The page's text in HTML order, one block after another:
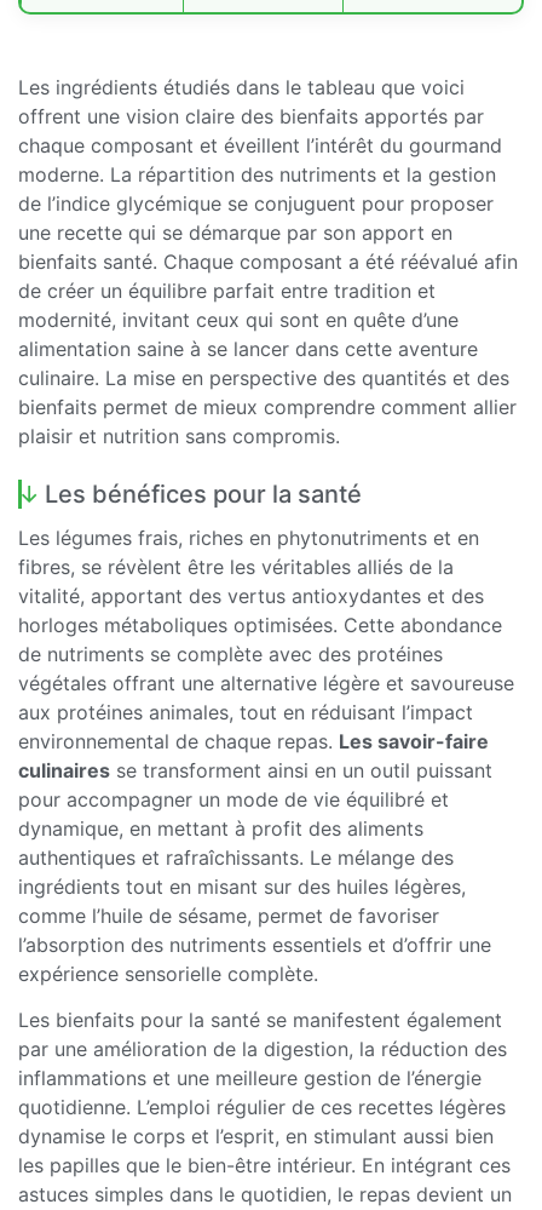
Les ingrédients étudiés dans le tableau que voici
offrent une vision claire des bienfaits apportés par
chaque composant et éveillent l’intérêt du gourmand
moderne. La répartition des nutriments et la gestion
de l’indice glycémique se conjuguent pour proposer
une recette qui se démarque par son apport en
bienfaits santé. Chaque composant a été réévalué afin
de créer un équilibre parfait entre tradition et
modernité, invitant ceux qui sont en quête d’une
alimentation saine à se lancer dans cette aventure
culinaire. La mise en perspective des quantités et des
bienfaits permet de mieux comprendre comment allier
plaisir et nutrition sans compromis.
Les bénéfices pour la santé
Les légumes frais, riches en phytonutriments et en
fibres, se révèlent être les véritables alliés de la
vitalité, apportant des vertus antioxydantes et des
horloges métaboliques optimisées. Cette abondance
de nutriments se complète avec des protéines
végétales offrant une alternative légère et savoureuse
aux protéines animales, tout en réduisant l’impact
environnemental de chaque repas. Les savoir-faire
culinaires se transforment ainsi en un outil puissant
pour accompagner un mode de vie équilibré et
dynamique, en mettant à profit des aliments
authentiques et rafraîchissants. Le mélange des
ingrédients tout en misant sur des huiles légères,
comme l’huile de sésame, permet de favoriser
l’absorption des nutriments essentiels et d’offrir une
expérience sensorielle complète.
Les bienfaits pour la santé se manifestent également
par une amélioration de la digestion, la réduction des
inflammations et une meilleure gestion de l’énergie
quotidienne. L’emploi régulier de ces recettes légères
dynamise le corps et l’esprit, en stimulant aussi bien
les papilles que le bien-être intérieur. En intégrant ces
astuces simples dans le quotidien, le repas devient un